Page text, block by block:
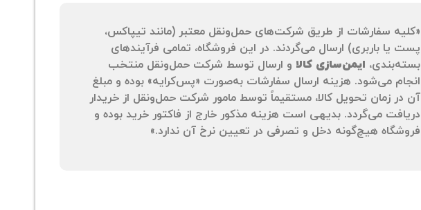
«کلیه سفارشات از طریق شرکت‌های حمل‌ونقل معتبر (مانند تیپاکس،
پست یا باربری) ارسال می‌گردند. در این فروشگاه، تمامی فرآیندهای
بسته‌بندی، ایمن‌سازی کالا و ارسال توسط شرکت حمل‌ونقل منتخب
انجام می‌شود. هزینه ارسال سفارشات به‌صورت «پس‌کرایه» بوده و مبلغ
آن در زمان تحویل کالا، مستقیماً توسط مامور شرکت حمل‌ونقل از خریدار
دریافت می‌گردد. بدیهی است هزینه مذکور خارج از فاکتور خرید بوده و
فروشگاه هیچ‌گونه دخل و تصرفی در تعیین نرخ آن ندارد.»